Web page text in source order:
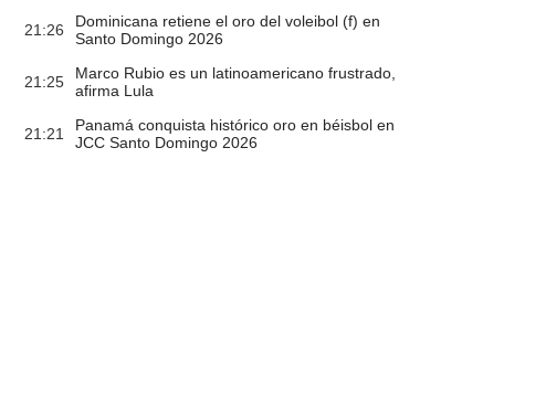
21:26
Dominicana retiene el oro del voleibol (f) en
Santo Domingo 2026
21:25
Marco Rubio es un latinoamericano frustrado,
afirma Lula
21:21
Panamá conquista histórico oro en béisbol en
JCC Santo Domingo 2026